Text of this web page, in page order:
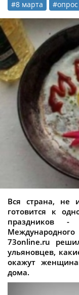
#8 марта #опрос
Вся страна, не
готовится к
праздников
73online.ru
ульяновцев,
окажут
дома.